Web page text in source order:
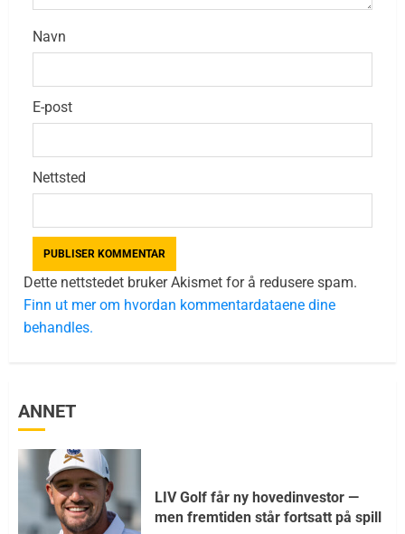
Navn
E-post
Nettsted
Dette nettstedet bruker Akismet for å redusere spam.
Finn ut mer om hvordan kommentardataene dine
behandles.
ANNET
LIV Golf får ny hovedinvestor —
men fremtiden står fortsatt på spill